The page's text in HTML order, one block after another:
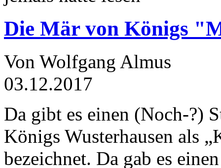
Die Mär von Königs
Von Wolfgang Almus
03.12.2017
Da gibt es einen (Noch-?)
Königs Wusterhausen als
bezeichnet. Da gab es